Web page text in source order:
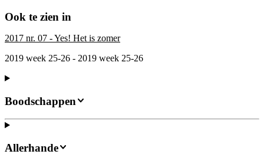
Ook te zien in
2017 nr. 07 - Yes! Het is zomer
2019 week 25-26 - 2019 week 25-26
Boodschappen
Allerhande